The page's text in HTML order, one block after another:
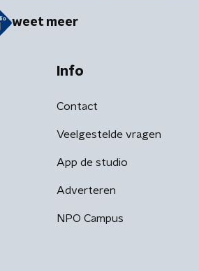
weet meer
Info
Contact
Veelgestelde vragen
App de studio
Adverteren
NPO Campus